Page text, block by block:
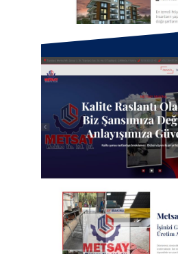
Akbulut